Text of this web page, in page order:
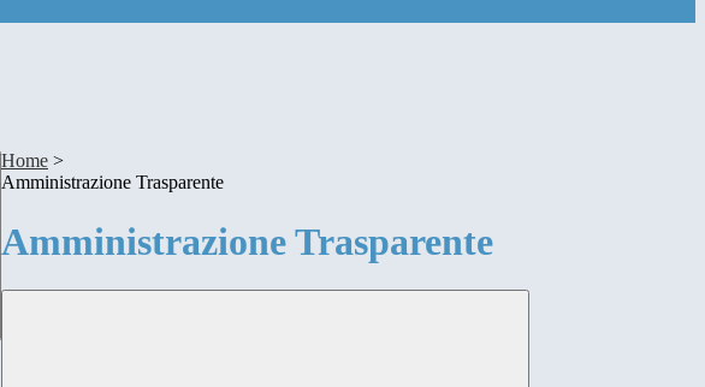
Home >
Amministrazione Trasparente
Amministrazione Trasparente